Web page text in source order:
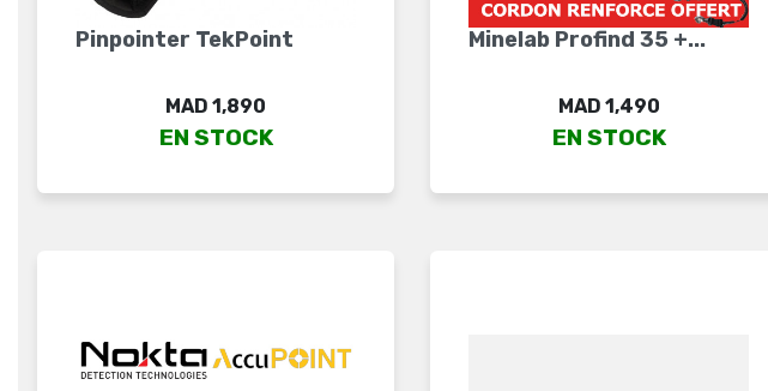
Pinpointer TekPoint
Price
MAD 1,890
EN STOCK
Minelab Profind 35 +...
Price
MAD 1,490
EN STOCK